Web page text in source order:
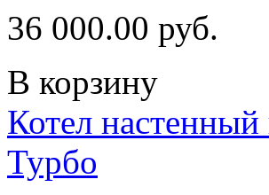
36 000.00 руб.
В корзину
Котел
Турбо